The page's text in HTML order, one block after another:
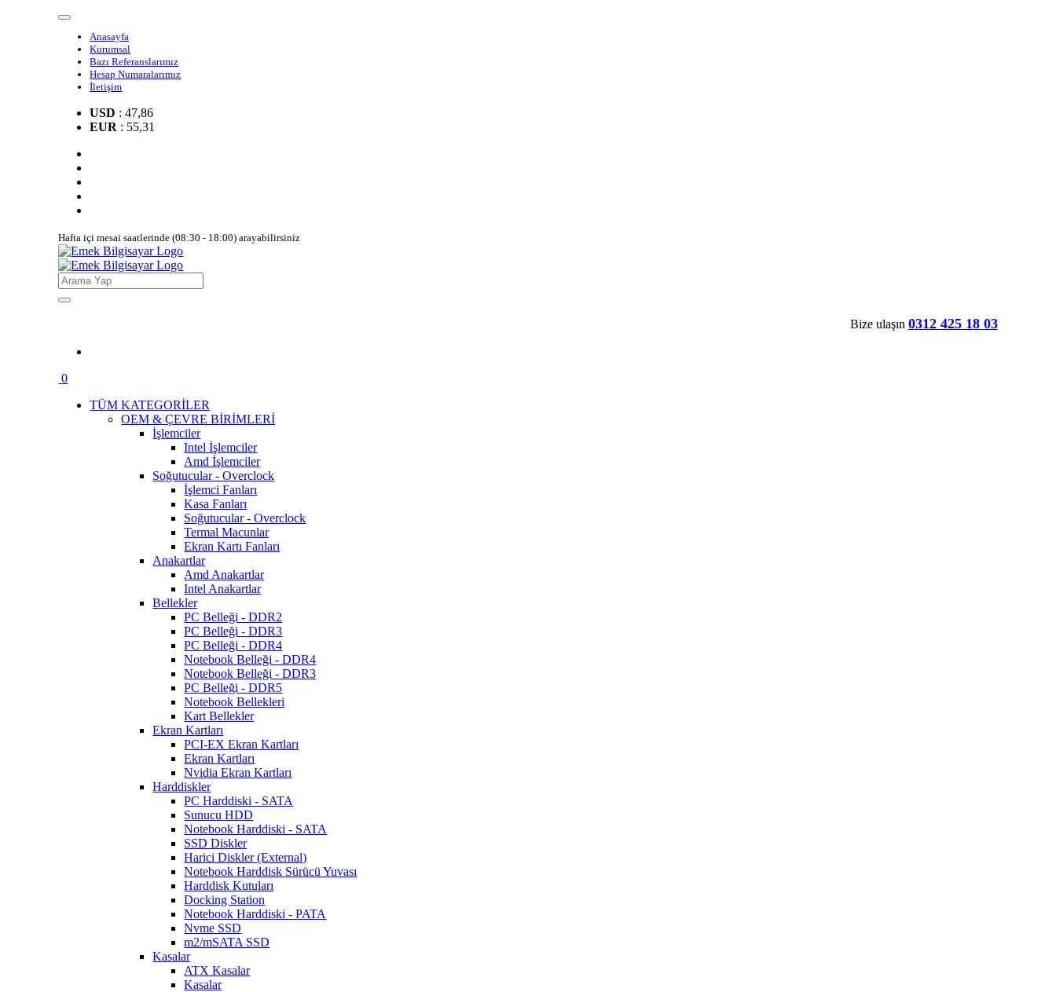
Anasayfa
Kurumsal
Bazı Referanslarımız
Hesap Numaralarımız
İletişim
USD : 47,86
EUR : 55,31
Hafta içi mesai saatlerinde (08:30 - 18:00) arayabilirsiniz
Bize ulaşın 0312 425 18 03
0
TÜM KATEGORİLER
OEM & ÇEVRE BİRİMLERİ
İşlemciler
Intel İşlemciler
Amd İşlemciler
Soğutucular - Overclock
İşlemci Fanları
Kasa Fanları
Soğutucular - Overclock
Termal Macunlar
Ekran Kartı Fanları
Anakartlar
Amd Anakartlar
Intel Anakartlar
Bellekler
PC Belleği - DDR2
PC Belleği - DDR3
PC Belleği - DDR4
Notebook Belleği - DDR4
Notebook Belleği - DDR3
PC Belleği - DDR5
Notebook Bellekleri
Kart Bellekler
Ekran Kartları
PCI-EX Ekran Kartları
Ekran Kartları
Nvidia Ekran Kartları
Harddiskler
PC Harddiski - SATA
Sunucu HDD
Notebook Harddiski - SATA
SSD Diskler
Harici Diskler (External)
Notebook Harddisk Sürücü Yuvası
Harddisk Kutuları
Docking Station
Notebook Harddiski - PATA
Nvme SSD
m2/mSATA SSD
Kasalar
ATX Kasalar
Kasalar